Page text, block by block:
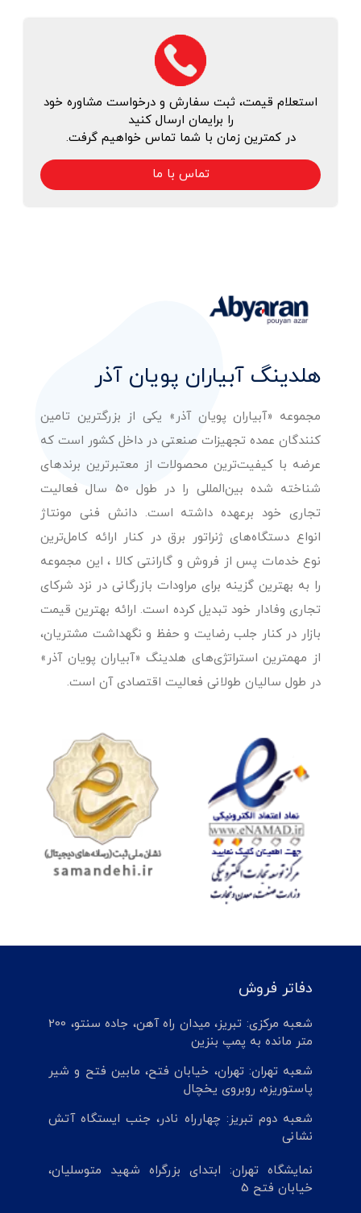
استعلام قیمت، ثبت سفارش و درخواست مشاوره خود
را برایمان ارسال کنید
در کمترین زمان با شما تماس خواهیم گرفت.
تماس با ما
هلدینگ آبیاران پویان آذر
مجموعه «آبیاران پویان آذر» یکی از بزرگترین تامین
کنندگان عمده تجهیزات صنعتی در داخل کشور است که
عرضه با کیفیت‌ترین محصولات از معتبرترین برندهای
شناخته شده بین‌المللی را در طول 50 سال فعالیت
تجاری خود برعهده داشته است. دانش فنی مونتاژ
انواع دستگاه‌های ژنراتور برق در کنار ارائه کامل‌ترین
نوع خدمات پس از فروش و گارانتی کالا ، این مجموعه
را به بهترین گزینه برای مراودات بازرگانی در نزد شرکای
تجاری وفادار خود تبدیل کرده است. ارائه بهترین قیمت
بازار در کنار جلب رضایت و حفظ و نگهداشت مشتریان،
از مهمترین استراتژی‌های هلدینگ «آبیاران پویان آذر»
در طول سالیان طولانی فعالیت اقتصادی آن است.
دفاتر فروش
شعبه مرکزی: تبریز، میدان راه آهن، جاده سنتو، 200
متر مانده به پمپ بنزین
شعبه تهران: تهران، خیابان فتح، مابین فتح و شیر
پاستوریزه، روبروی یخچال
شعبه دوم تبریز: چهارراه نادر، جنب ایستگاه آتش
نشانی
نمایشگاه تهران: ابتدای بزرگراه شهید متوسلیان،
خیابان فتح 5